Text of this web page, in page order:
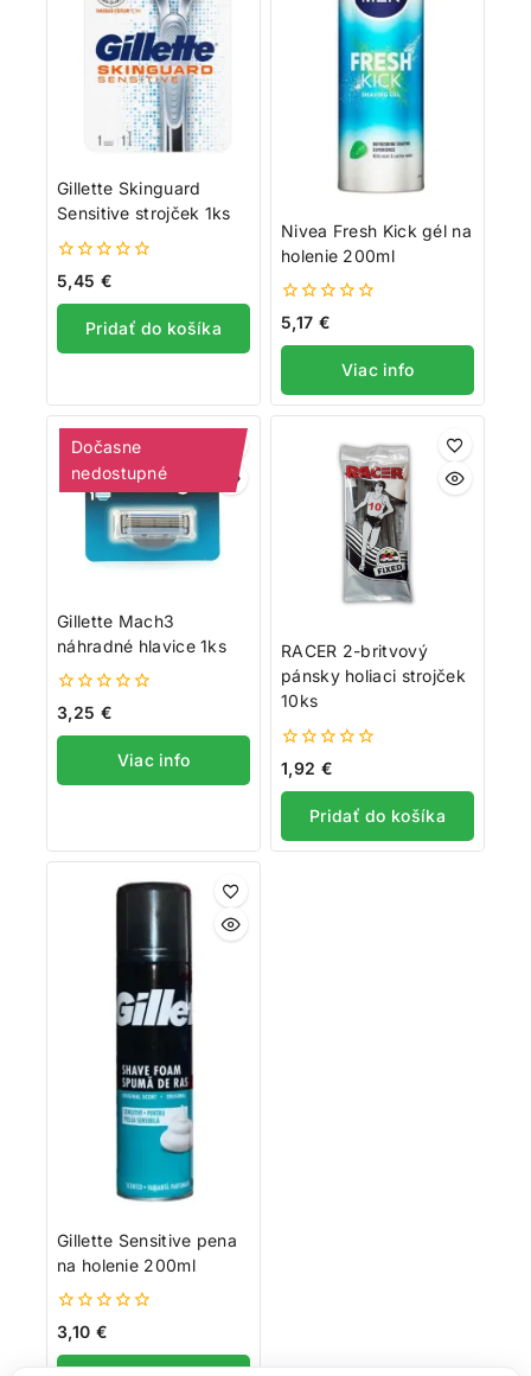
Gillette Skinguard
Sensitive strojček 1ks
0
5
5,45 €
Pridať do košíka
Nivea Fresh Kick gél na
holenie 200ml
0
5
5,17 €
Viac info
Dočasne
nedostupné
Gillette Mach3
náhradné hlavice 1ks
0
z
5
3,25 €
Viac info
RACER 2-britvový
pánsky holiaci strojček
10ks
0
z
5
1,92 €
Pridať do košíka
Gillette Sensitive pena
na holenie 200ml
0
z
5
3,10 €